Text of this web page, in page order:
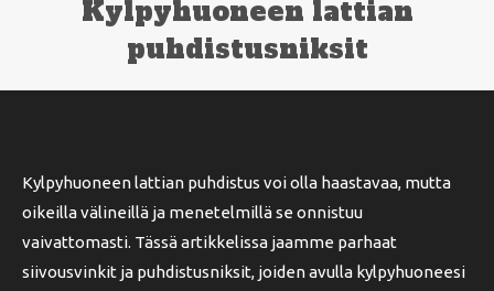
Kylpyhuoneen lattian
puhdistusniksit
Kylpyhuoneen lattian puhdistus voi olla haastavaa, mutta
oikeilla välineillä ja menetelmillä se onnistuu
vaivattomasti. Tässä artikkelissa jaamme parhaat
siivousvinkit ja puhdistusniksit, joiden avulla kylpyhuoneesi